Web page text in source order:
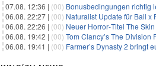
07.08. 12:36 | (00) Bonusbedingungen richtig
06.08. 22:27 | (00) Naturalist Update für Ball
06.08. 22:26 | (00) Neuer Horror‑Titel The
06.08. 19:42 | (00) Tom Clancy’s The
06.08. 19:41 | (00) Farmer’s Dynasty 2 bringt